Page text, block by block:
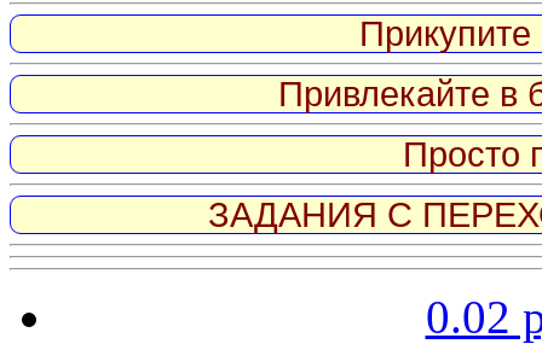
Привлекайте в
Просто
ЗАДАНИЯ С
0.02